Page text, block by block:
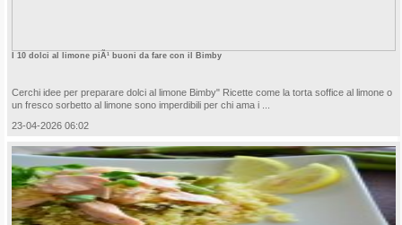
I 10 dolci al limone piÃ¹ buoni da fare con il Bimby
Cerchi idee per preparare dolci al limone Bimby" Ricette come la torta soffice al limone o
un fresco sorbetto al limone sono imperdibili per chi ama i ...
23-04-2026 06:02